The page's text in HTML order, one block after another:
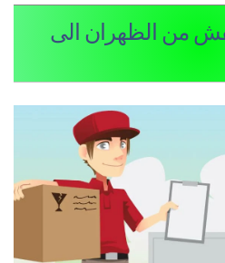
الظهران الى